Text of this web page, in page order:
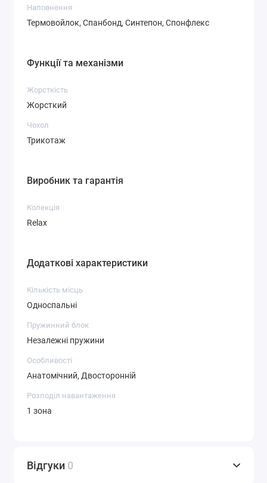
Наповнення
Термовойлок, Спанбонд, Синтепон, Спонфлекс
Функції та механізми
Жорсткість
Жорсткий
Чохол
Трикотаж
Виробник та гарантія
Колекція
Relax
Додаткові характеристики
Кількість місць
Односпальні
Пружинний блок
Незалежні пружини
Особливості
Анатомічний, Двосторонній
Розподіл навантаження
1 зона
Відгуки 0